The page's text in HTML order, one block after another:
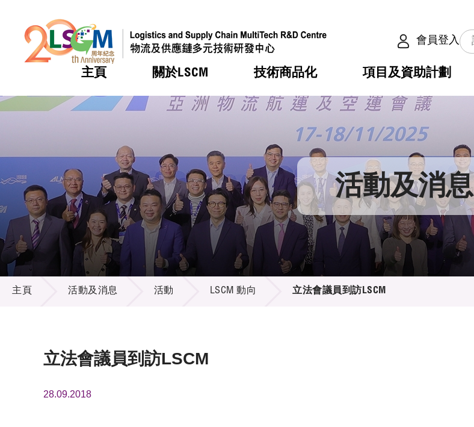
會員登入
主頁 關於LSCM
熱門 機構簡介
組織架構
組織架構
董事局
研究顧問
招標通告
技術商品化
熱門 服務
可獲授權之技術
應用於公共服務之創新技術
重點項目
項目及資助計劃
熱門 合作計劃
資助計劃
資助計劃
稅務優惠
申請
評審
徵求研發項目計劃書
項目資料庫
熱門 活動
獎項
新聞中心
媒體報導
新聞稿
資訊中心
多媒體
出版刊物
熱門 會籍及服務
會員列表
會員登入 活動及消息
活動及消息
主頁 活動及消息 活動 LSCM 動向 立法會議員到訪LSCM
立法會議員到訪LSCM
28.09.2018